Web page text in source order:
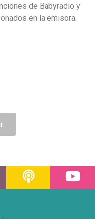
de Babyradio y
en la emisora.